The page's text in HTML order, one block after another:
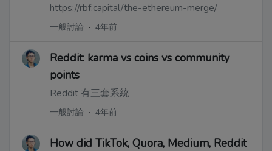
https://rbf.capital/the-ethereum-merge/
一般討論 · 4年前
Reddit: karma vs coins vs community
points
Reddit 有三套系統
一般討論 · 4年前
How did TikTok, Quora, Medium, Reddit